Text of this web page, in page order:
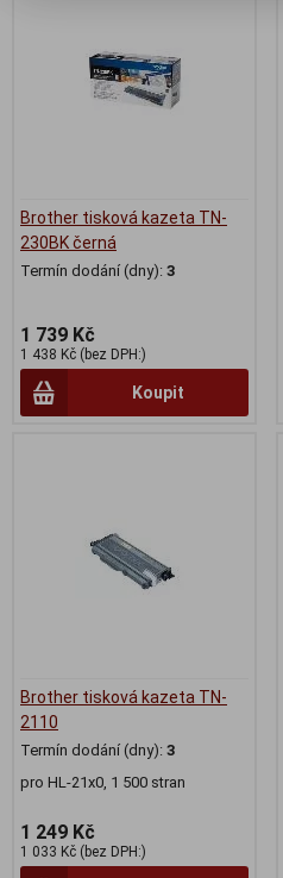
Brother tisková kazeta TN-
230BK černá
Termín dodání (dny): 3
1 739 Kč
1 438 Kč (bez DPH:)
Koupit
Brother tisková kazeta TN-
2110
Termín dodání (dny): 3
pro HL-21x0, 1 500 stran
1 249 Kč
1 033 Kč (bez DPH:)